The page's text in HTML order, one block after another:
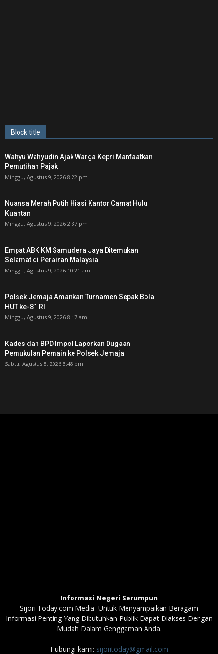
Block title
Wahyu Wahyudin Ajak Warga Kepri Manfaatkan
Pemutihan Pajak
Minggu, Agustus 9, 2026 8:22 pm
Nuansa Merah Putih Hiasi Kantor Camat Hulu
Kuantan
Minggu, Agustus 9, 2026 2:37 pm
Empat ABK KM Samudera Jaya Ditemukan
Selamat di Perairan Malaysia
Minggu, Agustus 9, 2026 10:21 am
Polsek Jemaja Amankan Turnamen Sepak Bola
HUT ke-81 RI ‎
Minggu, Agustus 9, 2026 8:17 am
Kades dan BPD Impol Laporkan Dugaan
Pemukulan Pemain ke Polsek Jemaja
Sabtu, Agustus 8, 2026 3:48 pm
Informasi Negeri Serumpun
Sijori Today.com Media Untuk Menyampaikan Beragam
Informasi Penting Yang Dibutuhkan Publik Dapat Diakses Dengan
Mudah Dalam Genggaman Anda.
Hubungi kami: sijoritoday@gmail.com